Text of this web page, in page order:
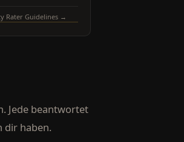
Rater Guidelines →
Jede beantwortet
dir haben.